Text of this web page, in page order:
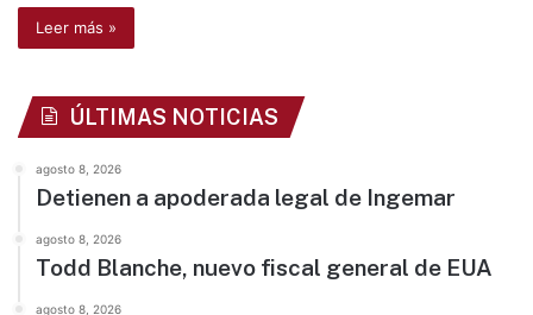
Leer más »
ÚLTIMAS NOTICIAS
agosto 8, 2026
Detienen a apoderada legal de Ingemar
agosto 8, 2026
Todd Blanche, nuevo fiscal general de EUA
agosto 8, 2026